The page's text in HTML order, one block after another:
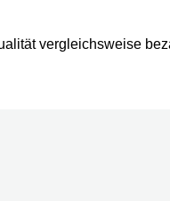
vergleichsweise